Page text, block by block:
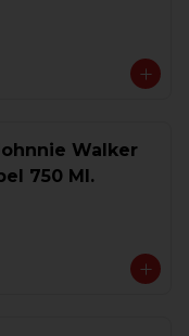
Walker
750 Ml.